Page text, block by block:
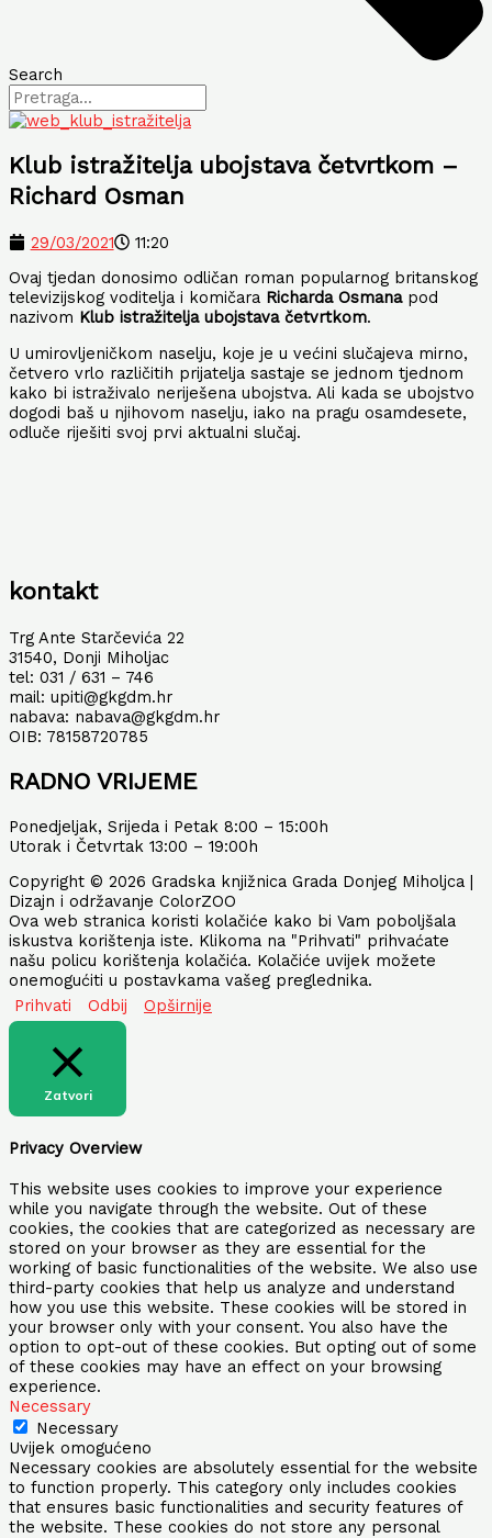
Search
Klub istražitelja ubojstava četvrtkom –
Richard Osman
29/03/2021
11:20
Ovaj tjedan donosimo odličan roman popularnog britanskog
televizijskog voditelja i komičara Richarda Osmanapod
nazivom Klub istražitelja ubojstava četvrtkom.
U umirovljeničkom naselju, koje je u većini slučajeva mirno,
četvero vrlo različitih prijatelja sastaje se jednom tjednom
kako bi istraživalo neriješena ubojstva. Ali kada se ubojstvo
dogodi baš u njihovom naselju, iako na pragu osamdesete,
odluče riješiti svoj prvi aktualni slučaj.
kontakt
Trg Ante Starčevića 22
31540, Donji Miholjac
tel: 031 / 631 – 746
mail: upiti@gkgdm.hr
nabava: nabava@gkgdm.hr
OIB: 78158720785
RADNO VRIJEME
Ponedjeljak, Srijeda i Petak 8:00 – 15:00h
Utorak i Četvrtak 13:00 – 19:00h
Copyright © 2026 Gradska knjižnica Grada Donjeg Miholjca |
Dizajn i održavanje ColorZOO
Ova web stranica koristi kolačiće kako bi Vam poboljšala
iskustva korištenja iste. Klikoma na "Prihvati" prihvaćate
našu policu korištenja kolačića. Kolačiće uvijek možete
onemogućiti u postavkama vašeg preglednika.
Prihvati
Odbij Opširnije
Zatvori
Privacy Overview
This website uses cookies to improve your experience
while you navigate through the website. Out of these
cookies, the cookies that are categorized as necessary are
stored on your browser as they are essential for the
working of basic functionalities of the website. We also use
third-party cookies that help us analyze and understand
how you use this website. These cookies will be stored in
your browser only with your consent. You also have the
option to opt-out of these cookies. But opting out of some
of these cookies may have an effect on your browsing
experience.
Necessary
Necessary
Uvijek omogućeno
Necessary cookies are absolutely essential for the website
to function properly. This category only includes cookies
that ensures basic functionalities and security features of
the website. These cookies do not store any personal